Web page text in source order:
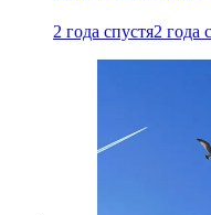
2 года спустя2 года